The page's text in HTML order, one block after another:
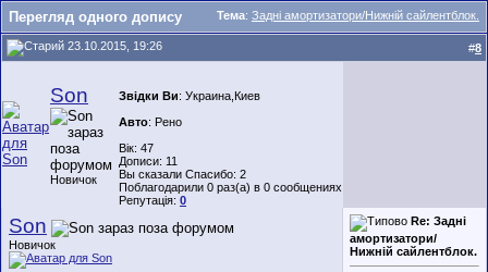
Тема: Задні амортизатори/Нижній сайлентблок.
Перегляд одного допису
23.10.2015, 19:26 #8
Son
Новичок
Звідки Ви: Украина,Киев
Авто: Рено
Вік: 47
Дописи: 11
Вы сказали Спасибо: 2
Поблагодарили 0 раз(а) в 0 сообщениях
Репутація: 0
Son
Новичок
Re: Задні
амортизатори/
Нижній сайлентблок.